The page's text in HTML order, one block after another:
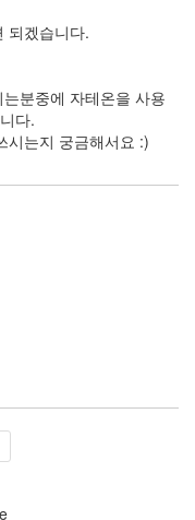
되겠습니다.
분중에 자테온을 사용
다.
시는지 궁금해서요 :)